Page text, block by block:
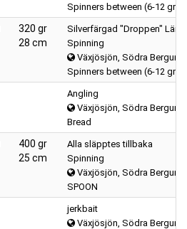
Spinners between (6-12
320 gr
28 cm
Silverfärgad "Droppen"
Spinning
Växjösjön, Södra
Spinners between (6-12
Angling
Växjösjön, Södra
Bread
400 gr
25 cm
Alla släpptes tillbaka
Spinning
Växjösjön, Södra
SPOON
jerkbait
Växjösjön, Södra